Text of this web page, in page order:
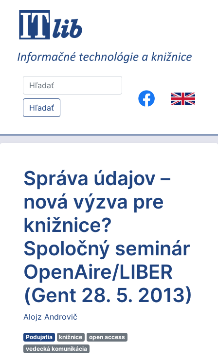
Hľadať
Správa údajov –
nová výzva pre
knižnice?
Spoločný seminár
OpenAire/LIBER
(Gent 28. 5. 2013)
Alojz Androvič
Podujatia knižnice
open access
vedecká komunikácia